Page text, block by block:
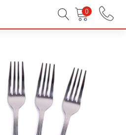
0
Dụng Cụ Nhà Bếp